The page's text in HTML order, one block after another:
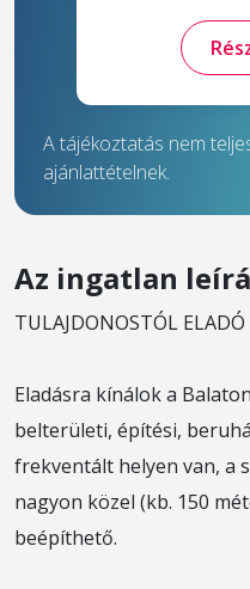
A tájékoztatás nem
ajánlattételnek.
Az ingatlan
TULAJDONOSTÓL
Eladásra kínálok a
belterületi, építési,
frekventált helyen van, a
nagyon közel (kb. 150
beépíthető.